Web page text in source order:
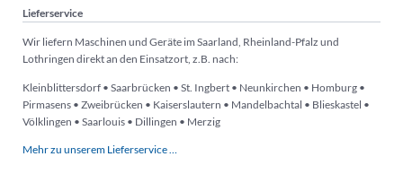
Lieferservice
Wir liefern Maschinen und Geräte im Saarland, Rheinland-Pfalz und
Lothringen direkt an den Einsatzort, z.B. nach:
Kleinblittersdorf • Saarbrücken • St. Ingbert • Neunkirchen • Homburg •
Pirmasens • Zweibrücken • Kaiserslautern • Mandelbachtal • Blieskastel •
Völklingen • Saarlouis • Dillingen • Merzig
Mehr zu unserem Lieferservice …